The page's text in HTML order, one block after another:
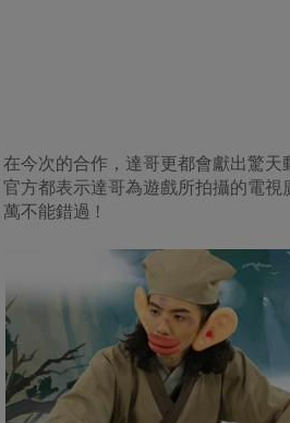
在今次的合作，達哥更都會獻出驚
官方都表示達哥為遊戲所拍攝的電
萬不能錯過 !